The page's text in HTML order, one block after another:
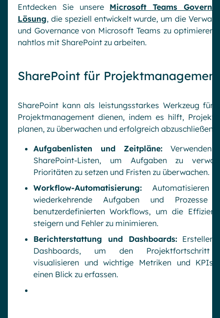
Entdecken Sie unsere Microsoft Teams
Lösung, die speziell entwickelt wurde, um die
und Governance von Microsoft Teams zu optimieren
nahtlos mit SharePoint zu arbeiten.
SharePoint für Projektmanagement
SharePoint kann als leistungsstarkes Werkzeug für
Projektmanagement dienen, indem es hilft,
planen, zu überwachen und erfolgreich abzuschließen:
Aufgabenlisten und Zeitpläne: Verwenden
SharePoint-Listen, um Aufgaben zu
Prioritäten zu setzen und Fristen zu überwachen.
Workflow-Automatisierung: Automatisieren
wiederkehrende Aufgaben und Prozesse
benutzerdefinierten Workflows, um die
steigern und Fehler zu minimieren.
Berichterstattung und Dashboards:Erstellen
Dashboards, um den Projektfortschritt
visualisieren und wichtige Metriken und KPIs
einen Blick zu erfassen.